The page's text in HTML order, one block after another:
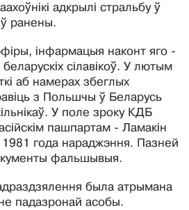
адкрылі стральбу ў
ранены.
інфармацыя наконт яго -
сілавікоў. У лютым
аб намерах збеглых
з Польшчы ў Беларусь
У поле зроку КДБ
пашпартам - Ламакін
1981 года нараджэння. Пазней
фальшывыя.
была атрымана
падазронай асобы.